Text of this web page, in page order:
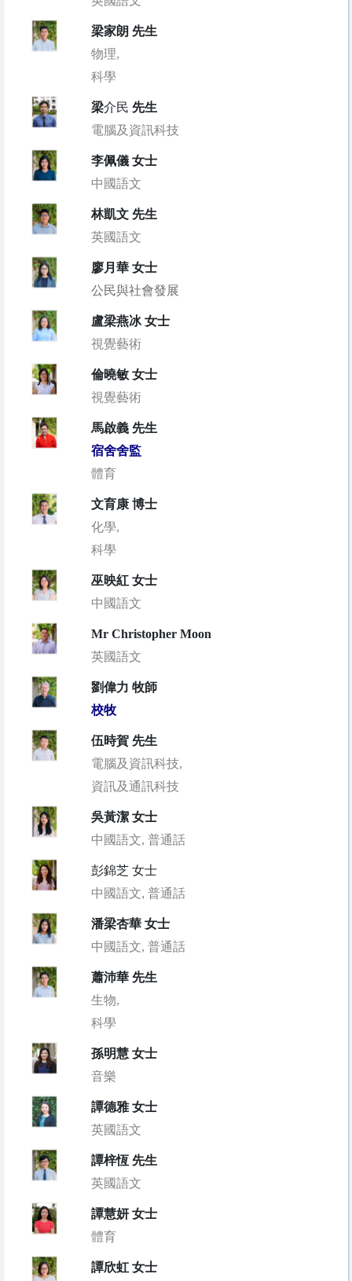
梁家朗 先生
物理,
科學
梁介民 先生
電腦及資訊科技
李佩儀 女士
中國語文
林凱文 先生
英國語文
廖月華 女士
公民與社會發展
盧梁燕冰 女士
視覺藝術
倫曉敏 女士
視覺藝術
馬啟義 先生
宿舍舍監
體育
文育康 博士
化學,
科學
巫映紅 女士
中國語文
Mr Christopher Moon
英國語文
劉偉力 牧師
校牧
伍時賀 先生
電腦及資訊科技,
資訊及通訊科技
吳黃潔 女士
中國語文, 普通話
彭錦芝 女士
中國語文, 普通話
潘梁杏華 女士
中國語文, 普通話
蕭沛華 先生
生物,
科學
孫明慧 女士
音樂
譚德雅 女士
英國語文
譚梓恆 先生
英國語文
譚慧妍 女士
體育
譚欣虹 女士